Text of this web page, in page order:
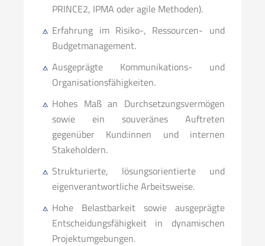
PRINCE2, IPMA oder agile Methoden).
Erfahrung im Risiko-, Ressourcen- und
Budgetmanagement.
Ausgeprägte Kommunikations- und
Organisationsfähigkeiten.
Hohes Maß an Durchsetzungsvermögen
sowie ein souveränes Auftreten
gegenüber Kund:innen und internen
Stakeholdern.
Strukturierte, lösungsorientierte und
eigenverantwortliche Arbeitsweise.
Hohe Belastbarkeit sowie ausgeprägte
Entscheidungsfähigkeit in dynamischen
Projektumgebungen.